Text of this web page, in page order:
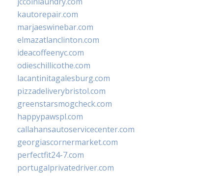
kautorepair.com
marjaeswinebar.com
elmazatlanclinton.com
ideacoffeenyc.com
odieschillicothe.com
lacantinitagalesburg.com
pizzadeliverybristol.com
greenstarsmogcheck.com
happypawspl.com
callahansautoservicecenter.com
georgiascornermarket.com
perfectfit24-7.com
portugalprivatedriver.com